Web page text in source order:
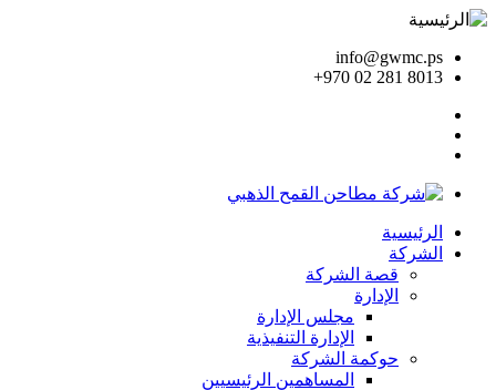
info@gwmc.ps
+970 02 281 8013
الرئيسية
الشركة
قصة الشركة
الإدارة
مجلس الإدارة
الإدارة التنفيذية
حوكمة الشركة
المساهمين الرئيسيين